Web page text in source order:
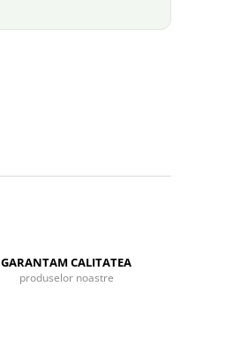
GARANTAM CALITATEA
produselor noastre